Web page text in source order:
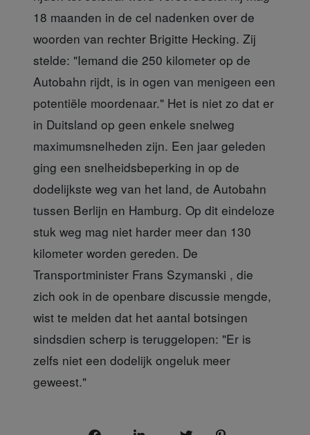
18 maanden in de cel nadenken over de
woorden van rechter Brigitte Hecking. Zij
stelde: "Iemand die 250 kilometer op de
Autobahn rijdt, is in ogen van menigeen een
potentiële moordenaar." Het is niet zo dat er
in Duitsland op geen enkele snelweg
maximumsnelheden zijn. Een jaar geleden
ging een snelheidsbeperking in op de
dodelijkste weg van het land, de Autobahn
tussen Berlijn en Hamburg. Op dit eindeloze
stuk weg mag niet harder meer dan 130
kilometer worden gereden. De
Transportminister Frans Szymanski , die
zich ook in de openbare discussie mengde,
wist te melden dat het aantal botsingen
sindsdien scherp is teruggelopen: "Er is
zelfs niet een dodelijk ongeluk meer
geweest."